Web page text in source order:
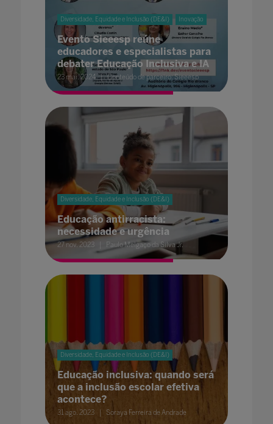
Diversidade, Equidade e Inclusão (DE&I) Inovação
Evento Sieeesp reúne
educadores e especialistas para
debater Educação Inclusiva e IA
23 mai. 2024 Conteúdo de parceiro: Sieeesp
Diversidade, Equidade e Inclusão (DE&I)
Educação antirracista:
necessidade e urgência
27 nov. 2023 Paulo Melgaço da Silva Jr.
Diversidade, Equidade e Inclusão (DE&I)
Educação inclusiva: quando será
que a inclusão escolar efetiva
acontece?
31 ago. 2023 Soraya Ferreira de Andrade